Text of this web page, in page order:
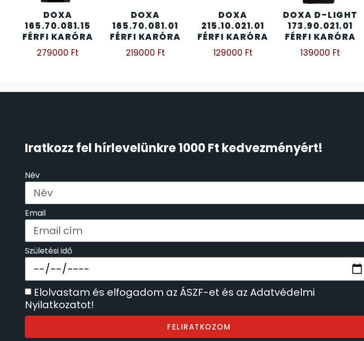
DOXA
165.70.081.15
FÉRFI KARÓRA
279000 Ft
DOXA
165.70.081.01
FÉRFI KARÓRA
219000 Ft
DOXA
215.10.021.01
FÉRFI KARÓRA
129000 Ft
DOXA D-LIGHT
173.90.021.01
FÉRFI KARÓRA
139000 Ft
Iratkozz fel hírlevelünkre 1000 Ft kedvezményért!
Név
Email
Születési idő
Elolvastam és elfogadom az ÁSZF-et és az Adatvédelmi
Nyilatkozatot!
FELIRATKOZOM
ÓRAFORGATÓK 11
ÓRÁS GÉPEK
SANTA BARBARA
SECTOR
SEIKO
SENCOR
SERGIO TACCHINI 26
SLAZENGER